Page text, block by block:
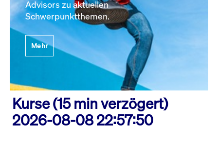
Advisors zu aktuellen
Schwerpunktthemen.
Mehr
Kurse (15 min verzögert)
2026-08-08 22:57:50